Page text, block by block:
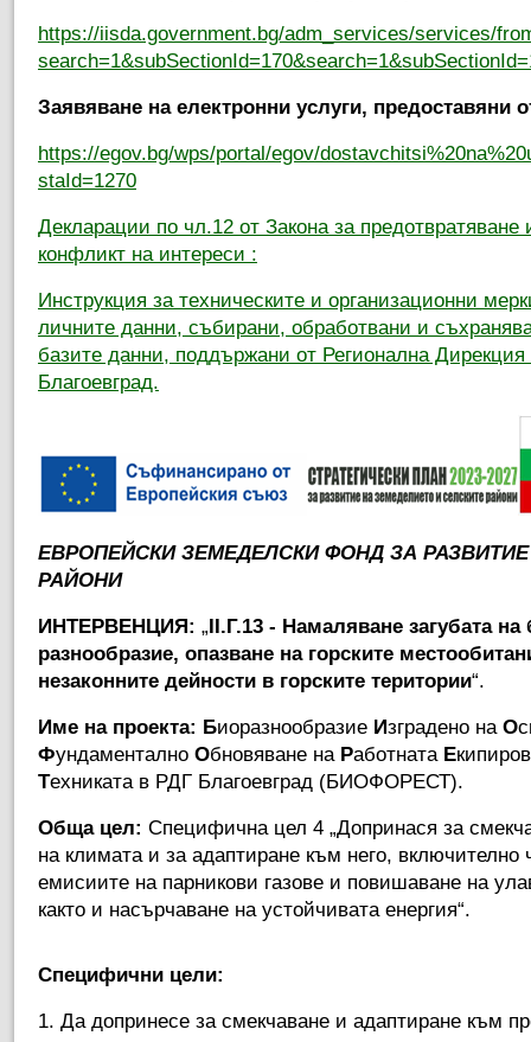
https://iisda.government.bg/adm_services/services/
Заявяване на електронни услуги, предоставяни
https://egov.bg/wps/portal/egov/
staId=1270
Декларации по чл.12 от Закона за предотвратяване
конфликт на интереси :
Инструкция за техническите и организационни
личните данни, събирани, обработвани и
базите данни, поддържани от Регионална Дирекция
Благоевград.
ЕВРОПЕЙСКИ ЗЕМЕДЕЛСКИ ФОНД ЗА
РАЙОНИ
ИНТЕРВЕНЦИЯ: „ІІ.Г.13 - Намаляване загубата
разнообразие, опазване на горските
незаконните дейности в горските територии“.
Име на проекта: Биоразнообразие Изградено на О
Фундаментално Обновяване на Работната Е
Техниката в РДГ Благоевград (БИОФОРЕСТ).
Обща цел: Специфична цел 4 „Допринася за
на климата и за адаптиране към него, включително
емисиите на парникови газове и повишаване на
както и насърчаване на устойчивата енергия“.
Специфични цели:
1. Да допринесе за смекчаване и адаптиране към